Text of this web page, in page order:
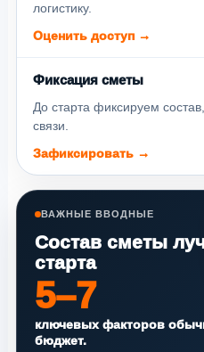
логистику.
Оценить доступ →
Фиксация сметы
До старта фиксируем
связи.
Зафиксировать →
ВАЖНЫЕ ВВОДНЫЕ
Состав сметы
старта
5–7
ключевых факторов
бюджет.